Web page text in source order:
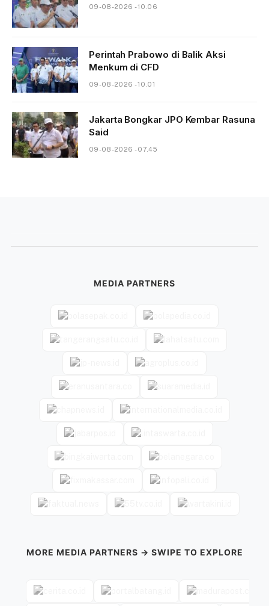
09-08-2026 - 10.06
Perintah Prabowo di Balik Aksi
Menkum di CFD
09-08-2026 - 10.01
Jakarta Bongkar JPO Kembar Rasuna
Said
09-08-2026 - 07.45
MEDIA PARTNERS
MORE MEDIA PARTNERS → SWIPE TO EXPLORE